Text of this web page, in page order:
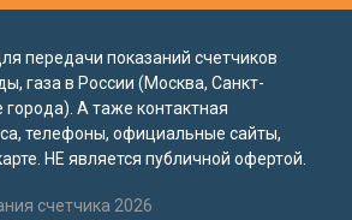
передачи показаний счетчиков
газа в России (Москва, Санкт-
города). А таже контактная
телефоны, официальные сайты,
НЕ является публичной офертой.
счетчика 2026